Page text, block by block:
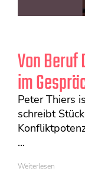
Von
im
Peter Thiers
schreibt
...
Weiterlesen